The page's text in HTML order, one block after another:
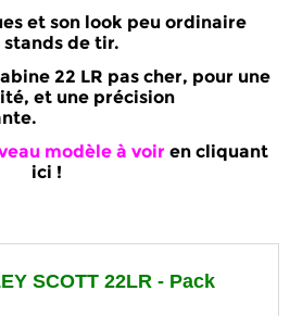
et son look peu ordinaire
de tir.
22 LR pas cher, pour une
et une précision
modèle à voir en cliquant
ici !
SCOTT 22LR - Pack